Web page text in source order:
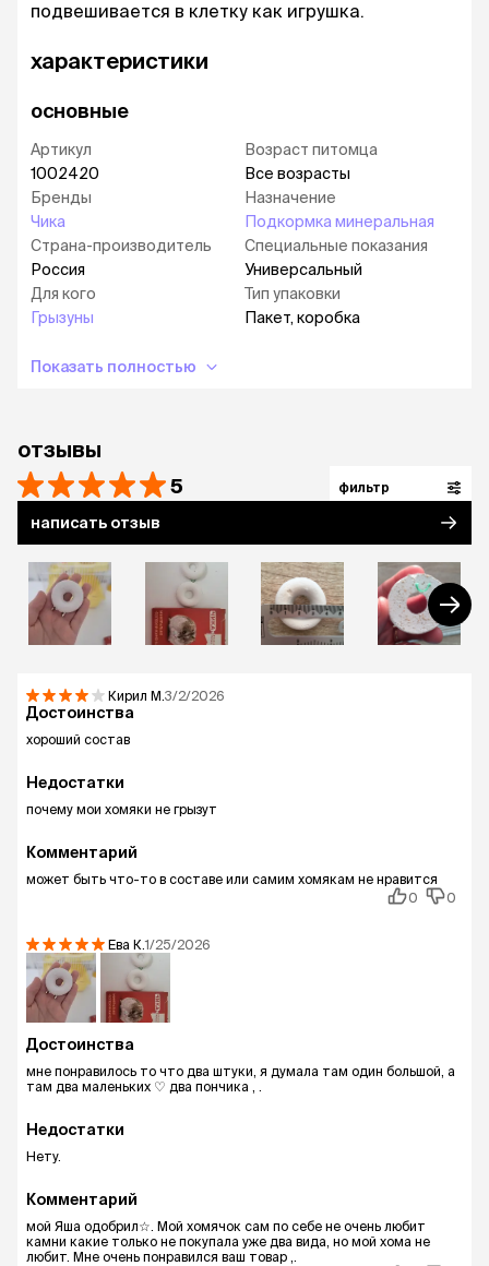
подвешивается в клетку как игрушка.
характеристики
основные
Артикул
1002420
Бренды
Чика
Страна-производитель
Россия
Для кого
Грызуны
Возраст питомца
Все возрасты
Назначение
Подкормка минеральная
Специальные показания
Универсальный
Тип упаковки
Пакет, коробка
Показать полностью
отзывы
5 фильтр
написать отзыв
Кирил М. 3/2/2026
Достоинства
хороший состав
Недостатки
почему мои хомяки не грызут
Комментарий
может быть что-то в составе или самим хомякам не нравится
0
0
Ева К.1/25/2026
Достоинства
мне понравилось то что два штуки, я думала там один большой, а
там два маленьких ♡ два пончика , .
Недостатки
Нету.
Комментарий
мой Яша одобрил☆. Мой хомячок сам по себе не очень любит
камни какие только не покупала уже два вида, но мой хома не
любит. Мне очень понравился ваш товар ,.